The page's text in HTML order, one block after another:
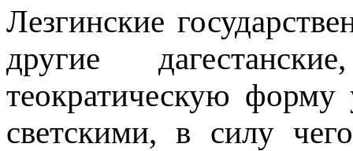
Лезгинские
другие
теократическую
светскими, в силу